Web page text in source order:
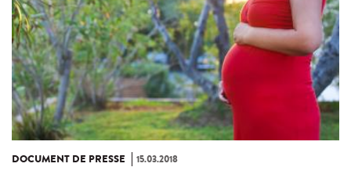
DOCUMENT DE PRESSE 15.03.2018